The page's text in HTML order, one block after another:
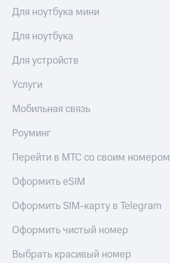
Для ноутбука мини
Для ноутбука
Для устройств
Услуги
Мобильная связь
Роуминг
Перейти в МТС со своим номером
Оформить eSIM
Оформить SIM-карту в Telegram
Оформить чистый номер
Выбрать красивый номер